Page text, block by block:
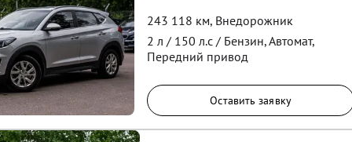
243 118 км, Внедорожник
2 л / 150 л.с / Бензин,Автомат,
Передний привод
Оставить заявку